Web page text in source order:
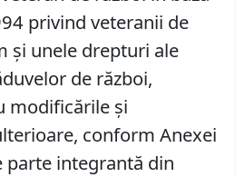
privind veteranii de
şi unele drepturi ale
de război,
modificările şi
conform Anexei
parte integrantă din